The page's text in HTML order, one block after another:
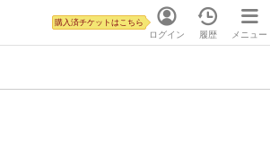
ログイン
購入済チケットはこちら
履歴 メニュー